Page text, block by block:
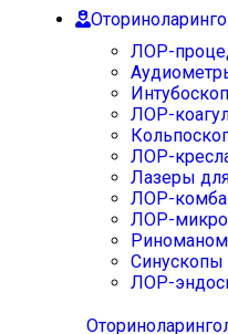
ЛОР-
ЛОР-
ЛОР-
Лазеры
ЛОР-
ЛОР-
Синускопы
ЛОР-